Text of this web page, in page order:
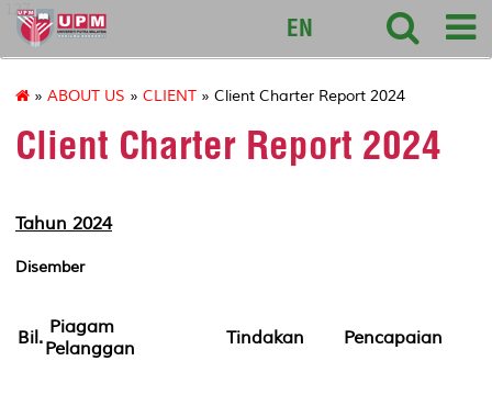
127
EN
» ABOUT US » CLIENT » Client Charter Report 2024
Client Charter Report 2024
Tahun 2024
Disember
Bil. Piagam
Pelanggan
Tindakan Pencapaian